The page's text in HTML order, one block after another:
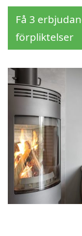
Få 3
förpliktelser